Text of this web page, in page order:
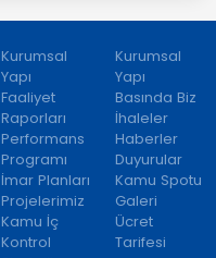
Kurumsal
Yapı
Faaliyet
Raporları
Performans
Programı
İmar Planları
Projelerimiz
Kamu İç
Kontrol
Kurumsal
Yapı
Basında Biz
İhaleler
Haberler
Duyurular
Kamu Spotu
Galeri
Ücret
Tarifesi